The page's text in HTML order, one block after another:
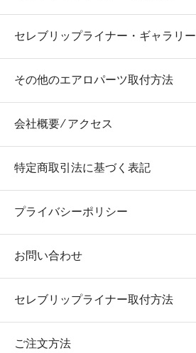
セレブリップライナー・ギャラリー
その他のエアロパーツ取付方法
会社概要 ⁄ アクセス
特定商取引法に基づく表記
プライバシーポリシー
お問い合わせ
セレブリップライナー取付方法
ご注文方法